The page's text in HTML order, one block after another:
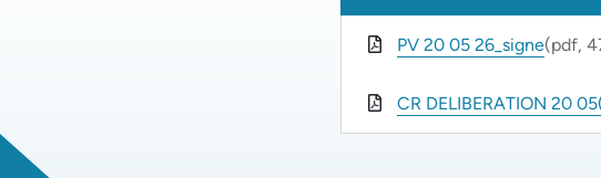
PV 20 05 26_signe(pdf,
CR DELIBERATION 20